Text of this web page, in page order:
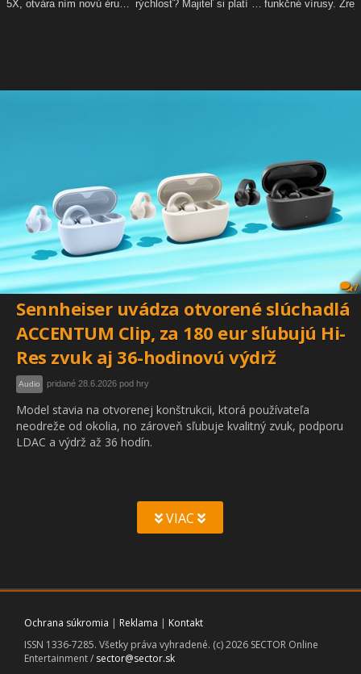
7
Sennheiser uvádza otvorené slúchadlá
ACCENTUM Clip, za 180 eur sľubujú Hi-
Res zvuk aj 36-hodinovú výdrž
Audio pridané 28.6.2026 pod hry
Model stavia na otvorenej konštrukcii, ktorá používateľa
neodreže od okolia, no zároveň sľubuje kvalitný zvuk, podporu
LDAC a výdrž až 36 hodín.
VIAC
Ochrana súkromia | Reklama | Kontakt
ISSN 1336-7285. Všetky práva vyhradené. (c) 2026 SECTOR Online
Entertainment / sector@sector.sk